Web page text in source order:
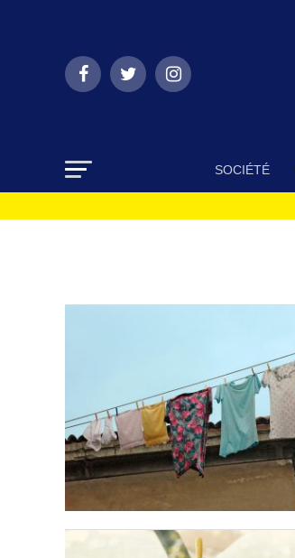
SOCIÉTÉ